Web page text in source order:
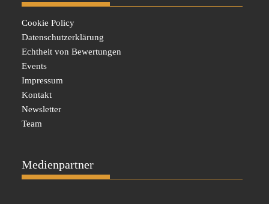
Cookie Policy
Datenschutzerklärung
Echtheit von Bewertungen
Events
Impressum
Kontakt
Newsletter
Team
Medienpartner